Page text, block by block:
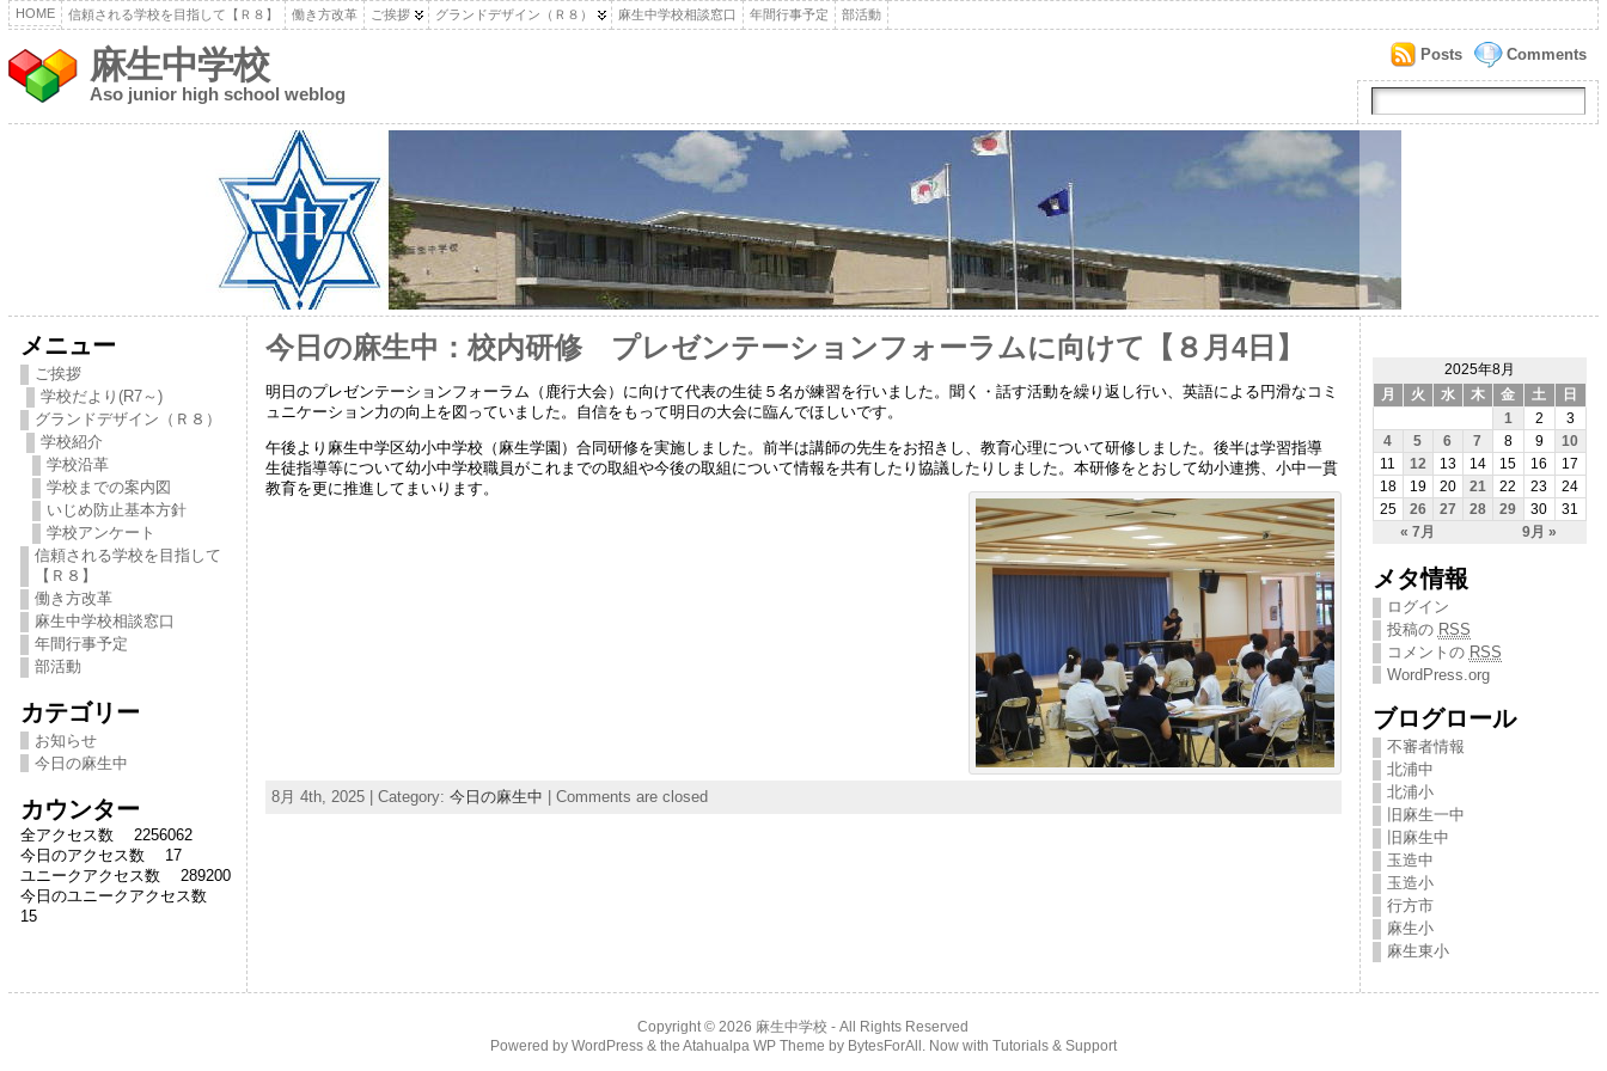
HOME 信頼される学校を目指して【Ｒ８】 働き方改革 ご挨拶 グランドデザイン（Ｒ８） 麻生中学校相談窓口 年間行事予定 部活動
麻生中学校
Aso junior high school weblog
Comments
Posts
メニュー
ご挨拶
学校だより(R7～)
グランドデザイン（Ｒ８）
学校紹介
学校沿革
学校までの案内図
いじめ防止基本方針
学校アンケート
信頼される学校を目指して
【Ｒ８】
働き方改革
麻生中学校相談窓口
年間行事予定
部活動
カテゴリー
お知らせ
今日の麻生中
カウンター
全アクセス数 2256062
今日のアクセス数 17
ユニークアクセス数 289200
今日のユニークアクセス数
15
今日の麻生中：校内研修 プレゼンテーションフォーラムに向けて【８月4日】
明日のプレゼンテーションフォーラム（鹿行大会）に向けて代表の生徒５名が練習を行いました。聞く・話す活動を繰り返し行い、英語による円滑なコミ
ュニケーション力の向上を図っていました。自信をもって明日の大会に臨んでほしいです。
午後より麻生中学区幼小中学校（麻生学園）合同研修を実施しました。前半は講師の先生をお招きし、教育心理について研修しました。後半は学習指導
生徒指導等について幼小中学校職員がこれまでの取組や今後の取組について情報を共有したり協議したりしまし た。本研修をとおして幼小連携、小中一貫
教育を更に推進してまいります。
8月 4th, 2025 | Category: 今日の麻生中 | Comments are closed
2025年8月
月
火 水 木 金 土 日
« 7月 9月 »
1 2
3
4
5 6 7 8 9
10
11
12 13 14 15 16
17
18
19 20 21 22 23
24
25
26 27 28 29 30 31
メタ情報
ログイン
投稿の RSS
コメントの RSS
WordPress.org
ブログロール
不審者情報
北浦中
北浦小
旧麻生一中
旧麻生中
玉造中
玉造小
行方市
麻生小
麻生東小
Copyright © 2026 麻生中学校 - All Rights Reserved
Powered by WordPress& the Atahualpa WP Theme by BytesForAll . Now with Tutorials & Support